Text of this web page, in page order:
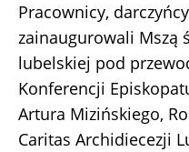
Pracownicy,
zainaugurowali Mszą
lubelskiej pod
Konferencji
Artura Mizińskiego,
Caritas Archidiecezji